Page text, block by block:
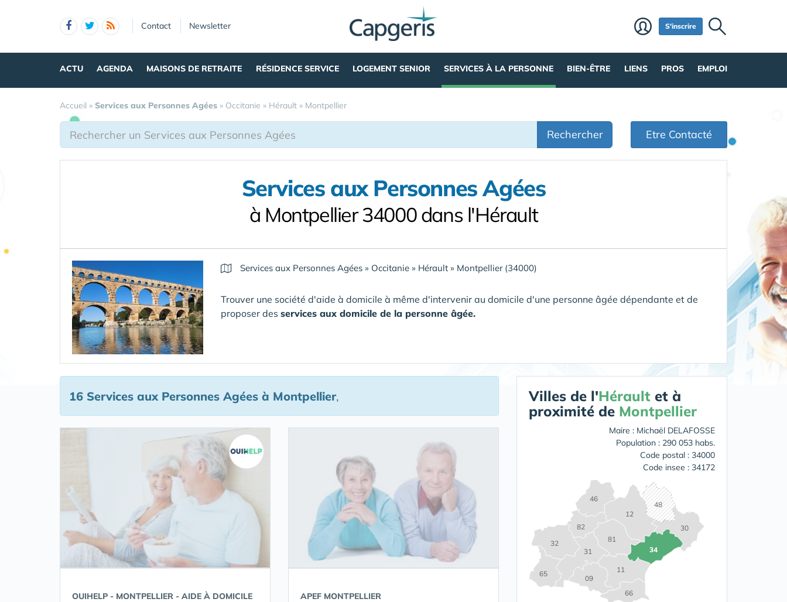
Contact Newsletter S'inscrire
ACTU AGENDA MAISONS DE RETRAITE RÉSIDENCE SERVICE LOGEMENT SENIOR SERVICES À LA PERSONNE BIEN-ÊTRE LIENS PROS EMPLOI
Accueil » Services aux Personnes Agées » Occitanie » Hérault » Montpellier
Rechercher Etre Contacté
Services aux Personnes Agées
à Montpellier 34000 dans l'Hérault
Services aux Personnes Agées » Occitanie » Hérault » Montpellier (34000)
Trouver une société d'aide à domicile à même d'intervenir au domicile d'une personne âgée dépendante et de
proposer des services aux domicile de la personne âgée.
16 Services aux Personnes Agées à Montpellier,
OUIHELP - MONTPELLIER - AIDE À DOMICILE APEF MONTPELLIER
Villes de l'Hérault et à
proximité de Montpellier
Maire : Michaël DELAFOSSE
Population : 290 053 habs.
Code postal : 34000
Code insee : 34172
09
11
12
30
31
32
34
46
48
65
66
81
82